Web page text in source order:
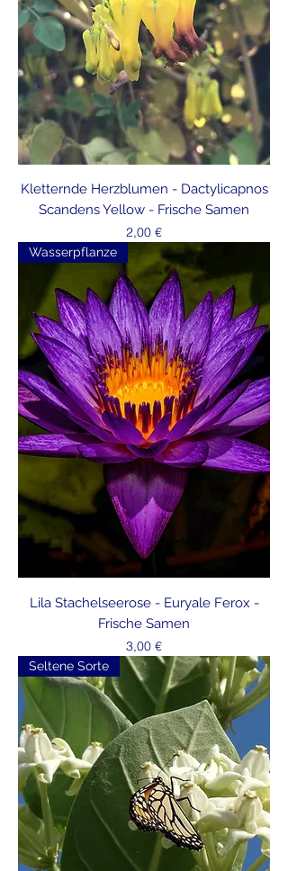
Kletternde Herzblumen - Dactylicapnos
Scandens Yellow - Frische Samen
Preis
2,00 €
Wasserpflanze
Lila Stachelseerose - Euryale Ferox -
Frische Samen
Preis
3,00 €
Seltene Sorte